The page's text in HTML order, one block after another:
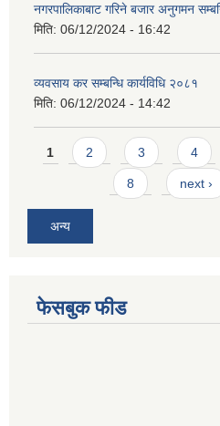
नगरपालिकाबाट गरिने बजार अनुगमन
मिति: 06/12/2024 - 16:42
व्यवसाय कर सम्बन्धि कार्यविधि २०८१
मिति: 06/12/2024 - 14:42
Pages
1 2 3 4
8 next ›
अन्य
फेसबुक फीड